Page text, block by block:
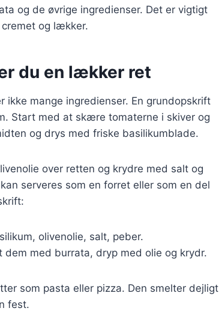
og de øvrige ingredienser. Det er vigtigt
og lækker.
du en lækker ret
mange ingredienser. En grundopskrift
Start med at skære tomaterne i skiver og
og drys med friske basilikumblade.
over retten og krydre med salt og
serveres som en forret eller som en del
olivenolie, salt, peber.
med burrata, dryp med olie og krydr.
som pasta eller pizza. Den smelter dejligt
fest.